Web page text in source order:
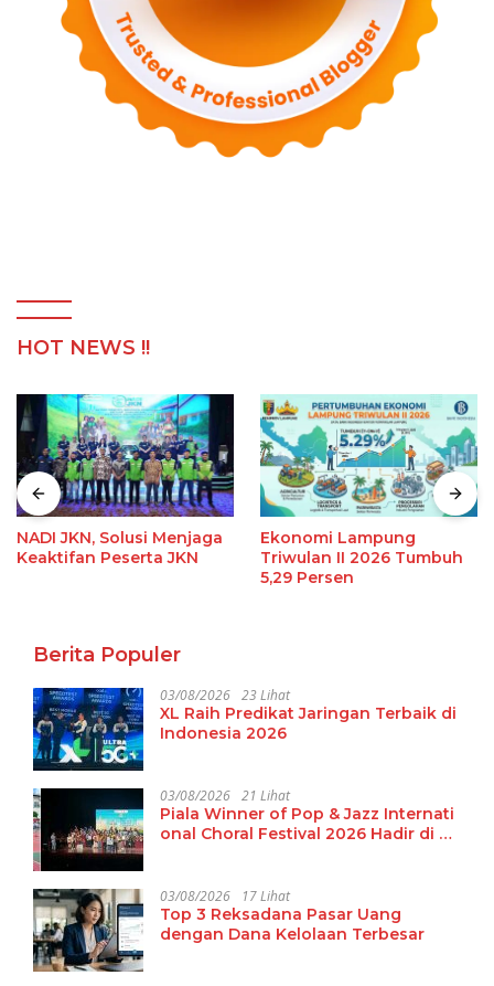
HOT NEWS !!
NADI JKN, Solusi Menjaga
Keaktifan Peserta JKN
Ekonomi Lampung
Triwulan II 2026 Tumbuh
5,29 Persen
Berita Populer
03/08/2026 23 Lihat
XL Raih Predikat Jaringan Terbaik di
Indonesia 2026
03/08/2026 21 Lihat
Piala Winner of Pop & Jazz Internati
onal Choral Festival 2026 Hadir di La
03/08/2026 17 Lihat
Top 3 Reksadana Pasar Uang
dengan Dana Kelolaan Terbesar